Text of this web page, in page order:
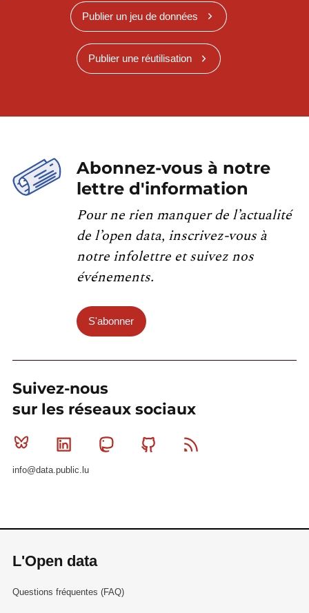
Publier un jeu de données
Publier une réutilisation
Abonnez-vous à notre
lettre d'information
Pour ne rien manquer de l’actualité
de l’open data, inscrivez-vous à
notre infolettre et suivez nos
événements.
S'abonner
Suivez-nous
sur les réseaux sociaux
Bluesky Linkedin MastodonGithub
info@data.public.lu
L'Open data
Questions fréquentes (FAQ)